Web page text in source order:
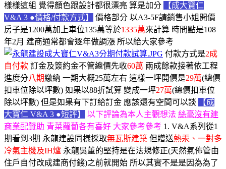
樣樣這組 覺得顏色跟設計都很漂亮 算是加分
【成大寶仁
V&A 3 ●價格/付款方式】
價格部分 以A3-5F請銷售小姐開價
房子是1200萬加上車位135萬等於1335萬來計算 時間點是108
年2月 建商通常都會逐年做調漲 所以給大家參考
付款方式是2成
自付款 訂金及簽約金不管總價先收60萬 兩成餘款接著依工程
進度分八期繳納 一期大概25萬左右 這樣一坪開價是29萬(總價
扣車位除以坪數) 如果以88折試算 變成一坪27萬(總價扣車位
除以坪數) 但是如果有下訂給訂金 應該還有空間可以談
【成
大寶仁 V&A 3 ●短評】
以下評論為本人主觀想法 絲毫沒有建
商業配贊助 青菜蘿蔔各有喜好 大家參考參考 1. V&A系列從1
期看到3期 永龍建設同樣採取無瓦斯建築 但贈送熱汞、一對多
冷氣主機及IH爐 永龍吳董的堅持是在法規修正(天然氣佈管由
住戶自付改成建商付錢)之前就開始 所以其實不是是因為為了